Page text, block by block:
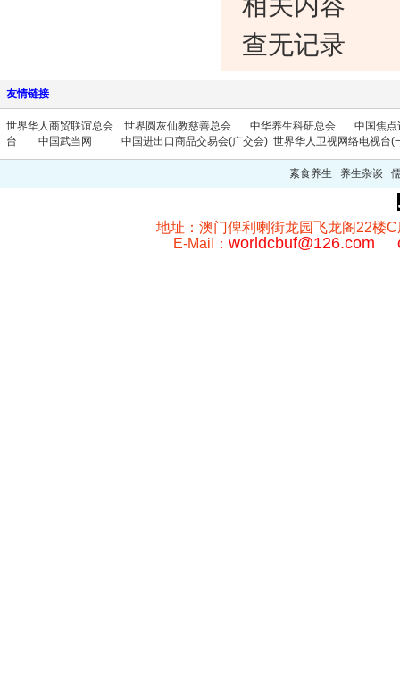
查无记录
友情链接
世界华人商贸联谊总会 世界圆灰仙教慈善总会 中华养生科研总会
中国焦点
台 中国武当网 中国进出口商品交易会(广交会) 世界华人卫视网络电视台(
素食养生 养生杂谈
地址：澳门俾利喇街龙园飞龙阁22楼
E-Mail： worldcbuf@126.com